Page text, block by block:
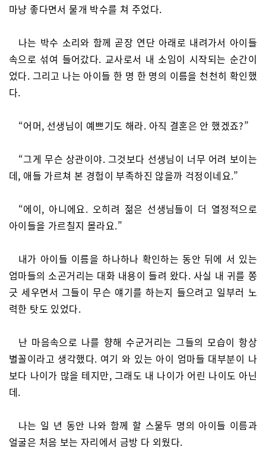
마냥 좋다면서 물개 박수를 쳐 주었다.
나는 박수 소리와 함께 곧장 연단 아래로 내려가서 아이들
속으로 섞여 들어갔다. 교사로서 내 소임이 시작되는 순간이
었다. 그리고 나는 아이들 한 명 한 명의 이름을 천천히 확인했
다.
“어머, 선생님이 예쁘기도 해라. 아직 결혼은 안 했겠죠?”
“그게 무슨 상관이야. 그것보다 선생님이 너무 어려 보이는
데, 애들 가르쳐 본 경험이 부족하진 않을까 걱정이네요.”
“에이, 아니에요. 오히려 젊은 선생님들이 더 열정적으로
아이들을 가르칠지 몰라요.”
내가 아이들 이름을 하나하나 확인하는 동안 뒤에 서 있는
엄마들의 소곤거리는 대화 내용이 들려 왔다. 사실 내 귀를 쫑
긋 세우면서 그들이 무슨 얘기를 하는지 들으려고 일부러 노
력한 탓도 있었다.
난 마음속으로 나를 향해 수군거리는 그들의 모습이 항상
별꼴이라고 생각했다. 여기 와 있는 아이 엄마들 대부분이 나
보다 나이가 많을 테지만, 그래도 내 나이가 어린 나이도 아닌
데.
나는 일 년 동안 나와 함께 할 스물두 명의 아이들 이름과
얼굴은 처음 보는 자리에서 금방 다 외웠다.